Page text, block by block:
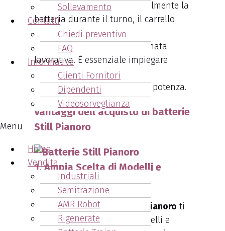
Sollevamento
Contatti
Chiedi preventivo
FAQ
Informative
Clienti Fornitori
Dipendenti
Videosorveglianza
Menu
Home
Vendita
Industriali
Semitrazione
AMR Robot
Rigenerate
compatto. Ricaricando parzialmente la
batteria durante il turno, il carrello
elevatore mantiene l’energia
sufficiente per un’intera giornata
lavorativa. È essenziale impiegare
batterie che garantiscano un
equilibrio ottimale tra peso e potenza.
Vantaggi dell'acquisto di batterie
Still Pianoro
1. Ampia Scelta di Modelli e
Capacità
L’acquisto di batterie Still Pianoro ti
offre una vasta scelta di modelli e